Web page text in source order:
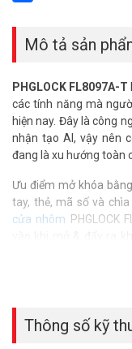
Mô tả sản
PHGLOCK FL8097A-T
các tính năng mà
hiện nay. Đây là công
nhận tạo AI, vậy nên
đang là xu hướng toàn
Ưu điểm mở khóa
tay, thẻ, mã số và
cửa nhôm PHGLOCK
Đây là dòng khoá điện
đi công việc về
hiệu mở cửa. Chắc
Thông số kỹ